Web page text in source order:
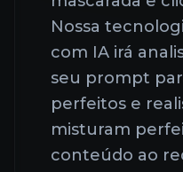
Nossa
com IA irá
seu prompt
perfeitos e
misturam
conteúdo ao